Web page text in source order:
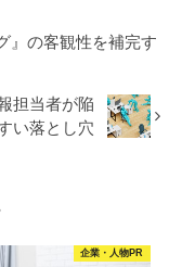
』の客観性を補完す
担当者が陥
い落とし穴
企業・人物PR